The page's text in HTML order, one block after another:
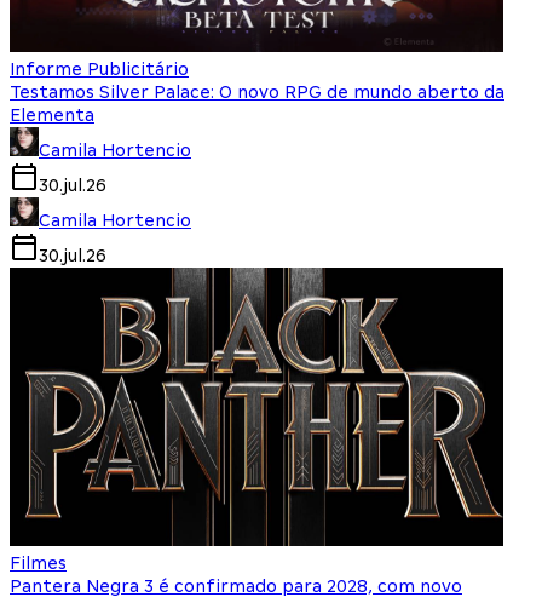
Informe Publicitário
Testamos Silver Palace: O novo RPG de mundo aberto da
Elementa
Camila Hortencio
30.jul.26
Camila Hortencio
30.jul.26
Filmes
Pantera Negra 3 é confirmado para 2028, com novo